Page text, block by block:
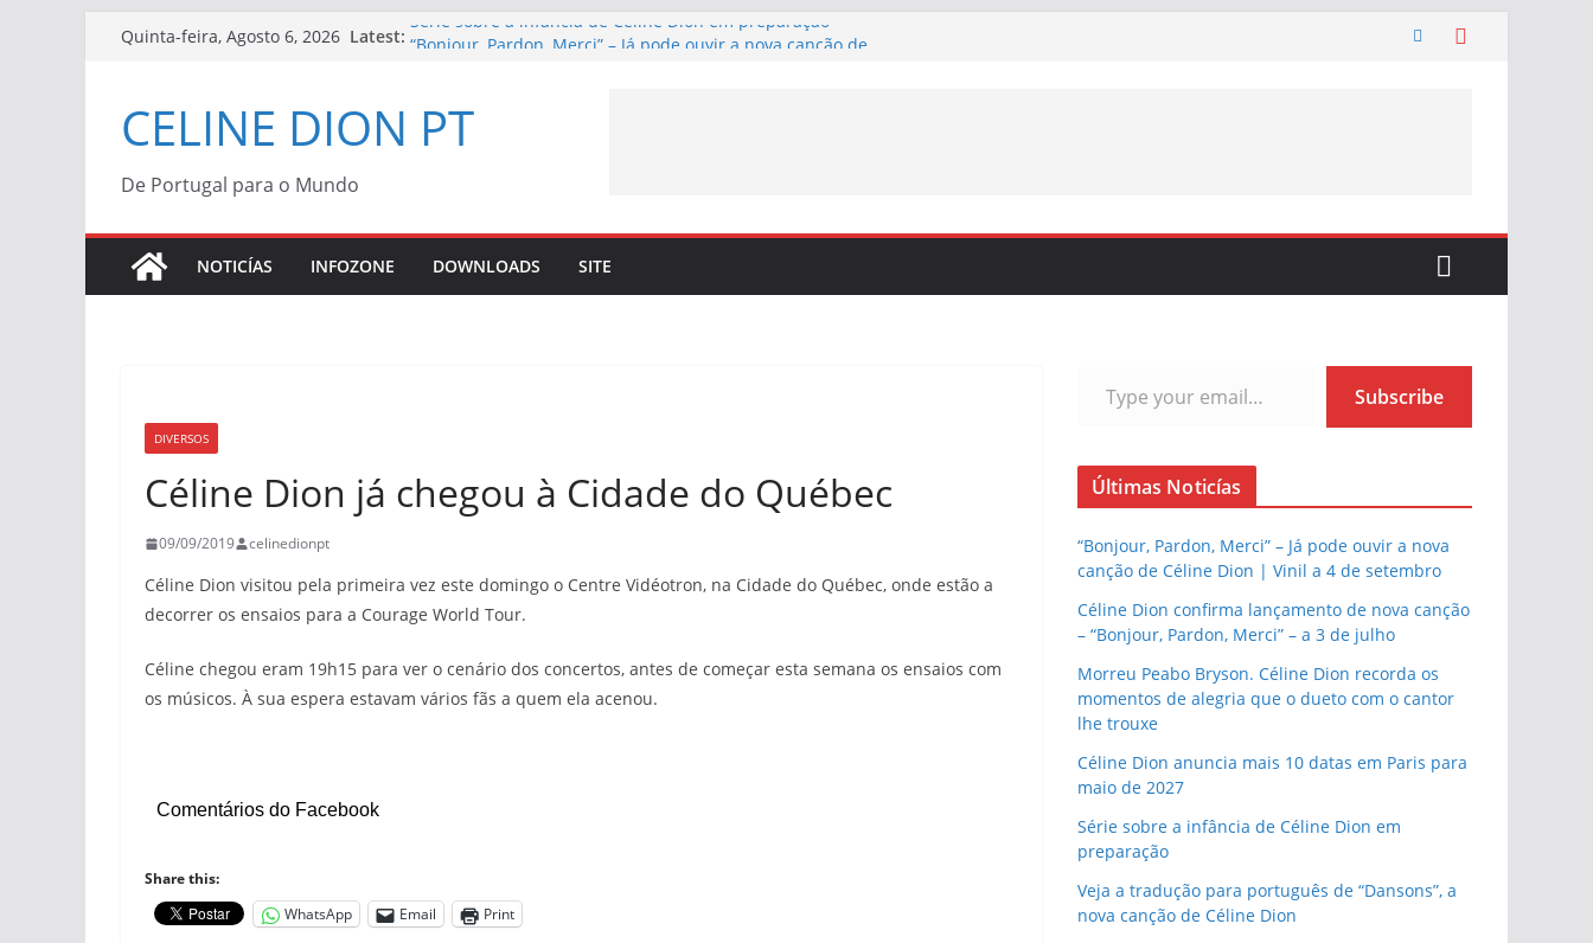
Quinta-feira, Agosto 6, 2026 Latest: Série sobre a infância de Céline Dion em preparação
“Bonjour, Pardon, Merci” – a 3 de julho
Morreu Peabo Bryson. Céline Dion recorda os momentos
CELINE DION PT
De Portugal para o Mundo
NOTICÍAS INFOZONE DOWNLOADS SITE
DIVERSOS
Céline Dion já chegou à Cidade do Québec
09/09/2019 celinedionpt
Céline Dion visitou pela primeira vez este domingo o Centre Vidéotron, na Cidade do Québec, onde estão a
decorrer os ensaios para a Courage World Tour.
Céline chegou eram 19h15 para ver o cenário dos concertos, antes de começar esta semana os ensaios com
os músicos. À sua espera estavam vários fãs a quem ela acenou.
Comentários do Facebook
Share this:
WhatsApp
Email Print
Subscribe
Últimas Noticías
“Bonjour, Pardon, Merci” – Já pode ouvir a nova
canção de Céline Dion | Vinil a 4 de setembro
Céline Dion confirma lançamento de nova canção
– “Bonjour, Pardon, Merci” – a 3 de julho
Morreu Peabo Bryson. Céline Dion recorda os
momentos de alegria que o dueto com o cantor
lhe trouxe
Céline Dion anuncia mais 10 datas em Paris para
maio de 2027
Série sobre a infância de Céline Dion em
preparação
Veja a tradução para português de “Dansons”, a
nova canção de Céline Dion